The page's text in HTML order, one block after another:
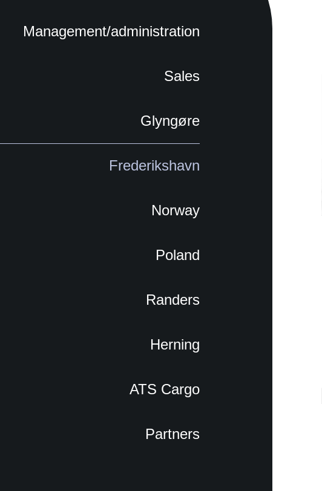
Management/administration
Sales
Glyngøre
Frederikshavn
Norway
Poland
Randers
Herning
ATS Cargo
Partners